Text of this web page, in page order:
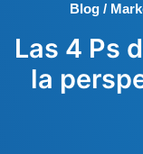
Blog /
Las 4 Ps
la